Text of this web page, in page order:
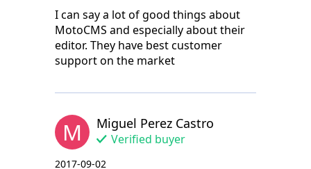
I can say a lot of good things about
MotoCMS and especially about their
editor. They have best customer
support on the market
M Miguel Perez Castro
Verified buyer
2017-09-02